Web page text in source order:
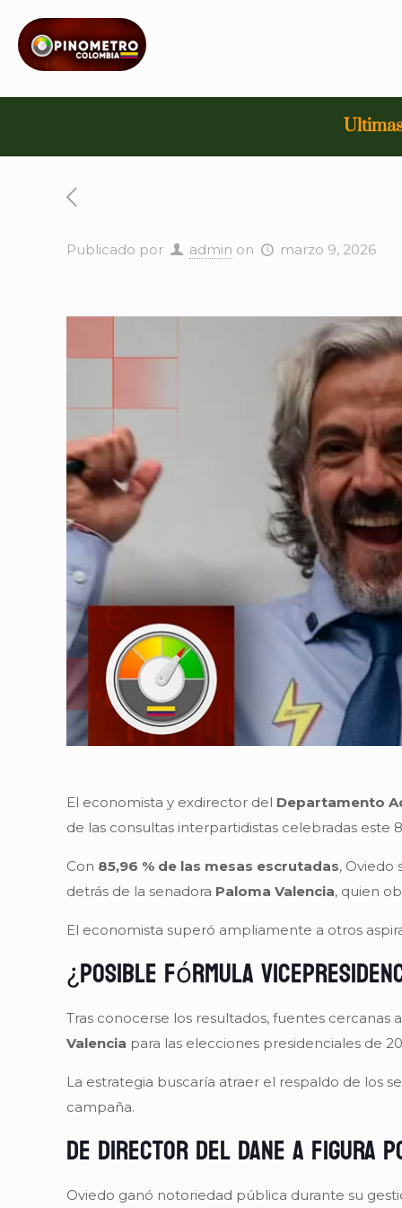
Publicado por admin on marzo 9, 2026
El economista y exdirector del Departamento
de las consultas interpartidistas celebradas este
Con 85,96 % de las mesas escrutadas, Oviedo
detrás de la senadora Paloma Valencia, quien
El economista superó ampliamente a otros
¿Posible fórmula
Tras conocerse los resultados, fuentes
Valencia para las elecciones presidenciales de
La estrategia buscaría atraer el respaldo de los
campaña.
De director del DANE a figura
Oviedo ganó notoriedad pública durante su